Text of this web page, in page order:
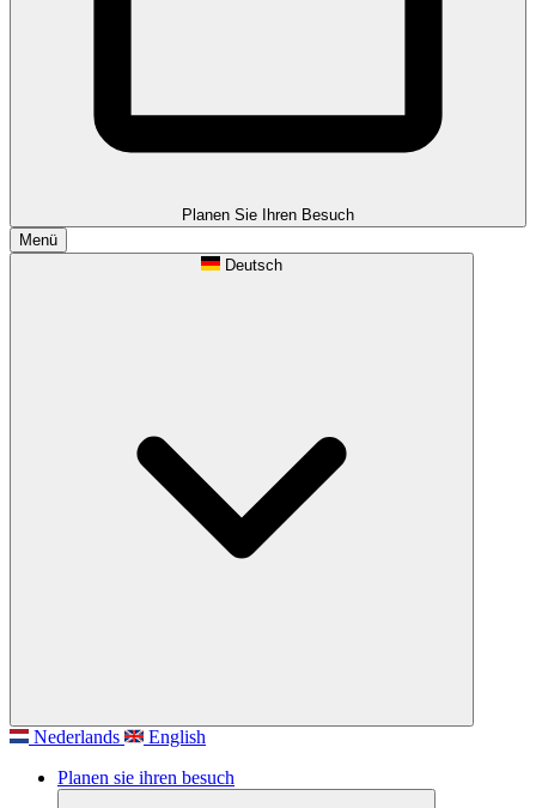
Planen Sie Ihren Besuch
Menü
Deutsch
Nederlands
English
Planen sie ihren besuch